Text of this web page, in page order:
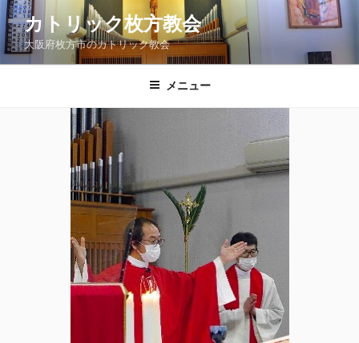
コ
ン
テ
ン
カトリック枚方教会
大阪府枚方市のカトリック教会
メニュー